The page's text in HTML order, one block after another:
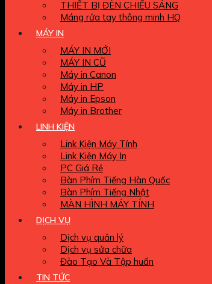
THIẾT BỊ ĐÈN CHIẾU SÁNG
Máng rửa tay thông minh HQ
MÁY IN
MÁY IN MỚI
MÁY IN CŨ
Máy in Canon
Máy in HP
Máy in Epson
Máy in Brother
LINH KIỆN
Link Kiện Máy Tính
Link Kiện Máy In
PC Giá Rẻ
Bàn Phím Tiếng Hàn Quốc
Bàn Phím Tiếng Nhật
MÀN HÌNH MÁY TÍNH
DỊCH VỤ
Dịch vụ quản lý
Dịch vụ sửa chữa
Đào Tạo Và Tập huấn
TIN TỨC